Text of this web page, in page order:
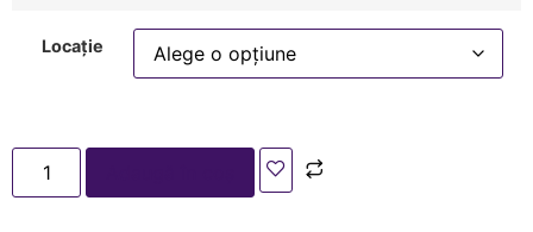
Locație